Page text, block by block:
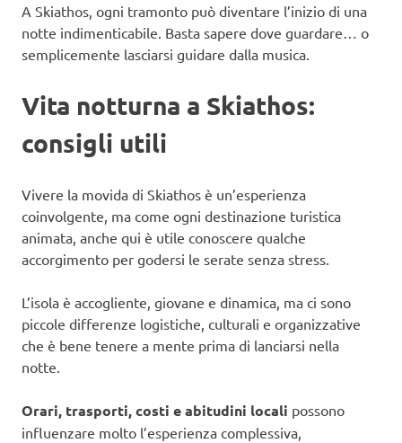
A Skiathos, ogni tramonto può diventare l’inizio di una
notte indimenticabile. Basta sapere dove guardare… o
semplicemente lasciarsi guidare dalla musica.
Vita notturna a Skiathos:
consigli utili
Vivere la movida di Skiathos è un’esperienza
coinvolgente, ma come ogni destinazione turistica
animata, anche qui è utile conoscere qualche
accorgimento per godersi le serate senza stress.
L’isola è accogliente, giovane e dinamica, ma ci sono
piccole differenze logistiche, culturali e organizzative
che è bene tenere a mente prima di lanciarsi nella
notte.
Orari, trasporti, costi e abitudini locali possono
influenzare molto l’esperienza complessiva,